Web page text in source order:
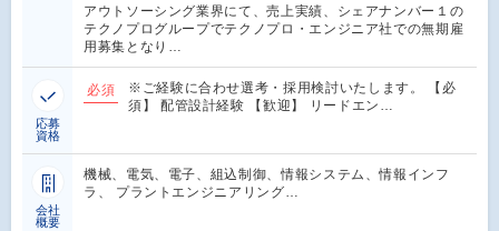
アウトソーシング業界にて、売上実績、シェアナンバー１の
テクノプログループでテクノプロ・エンジニア社での無期雇
用募集となり…
応募
資格
必須
※ご経験に合わせ選考・採用検討いたします。 【必
須】 配管設計経験 【歓迎】 リードエン…
会社
概要
機械、電気、電子、組込制御、情報システム、情報インフ
ラ、 プラントエンジニアリング…